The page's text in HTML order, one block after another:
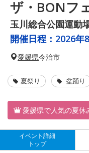
ザ・BONフ
玉川総合公園運動
開催日程： 2026年
愛媛県今治市
夏祭り 盆踊り
愛媛県で人気の夏休
イベント詳細
トップ